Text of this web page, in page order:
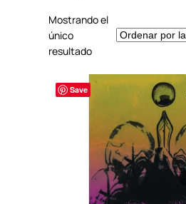
Mostrando el
único
resultado
Save